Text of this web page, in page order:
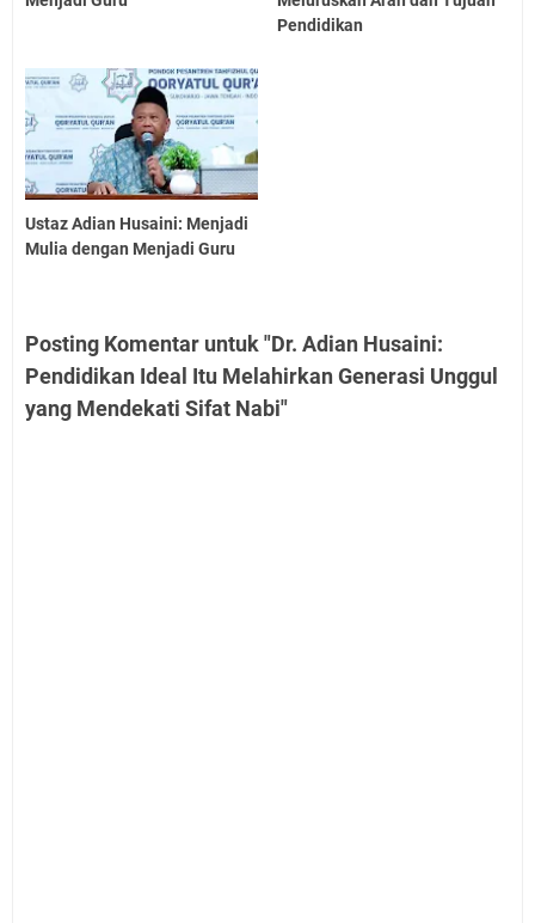
Pendidikan
Ustaz Adian Husaini: Menjadi
Mulia dengan Menjadi Guru
Posting Komentar untuk "Dr. Adian Husaini:
Pendidikan Ideal Itu Melahirkan Generasi Unggul
yang Mendekati Sifat Nabi"